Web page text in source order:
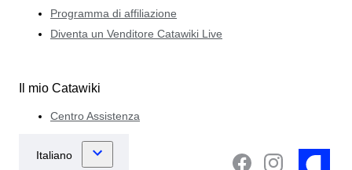
Programma di affiliazione
Diventa un Venditore Catawiki Live
Il mio Catawiki
Centro Assistenza